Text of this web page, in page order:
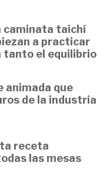
caminata taichí
a practicar
tanto el equilibrio
animada que
de la industria
receta
las mesas